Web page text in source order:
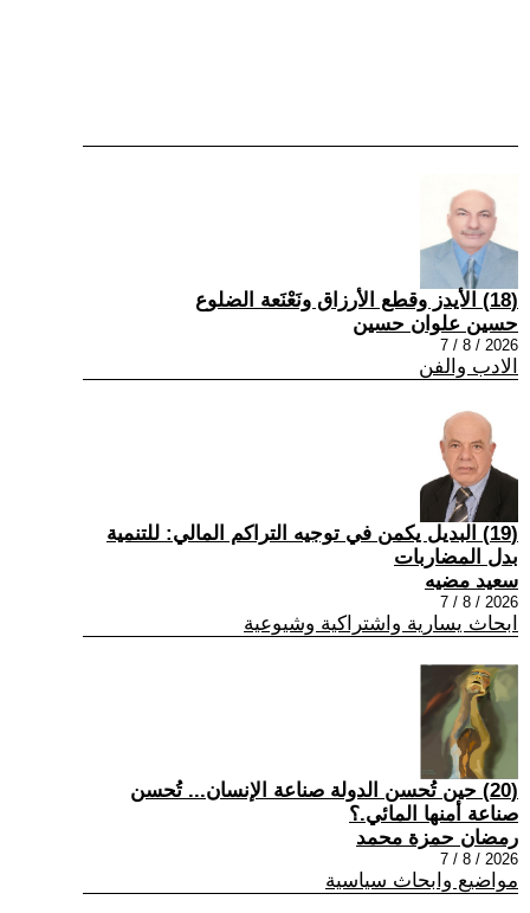
(18) الأيدز وقطع الأرزاق ونَعْنَعة الضلوع
حسين علوان حسين
2026 / 8 / 7
الادب والفن
(19) البديل يكمن في توجيه التراكم المالي: للتنمية
بدل المضاربات
سعيد مضيه
2026 / 8 / 7
ابحاث يسارية واشتراكية وشيوعية
(20) حين تُحسن الدولة صناعة الإنسان... تُحسن
صناعة أمنها المائي.؟
رمضان حمزة محمد
2026 / 8 / 7
مواضيع وابحاث سياسية